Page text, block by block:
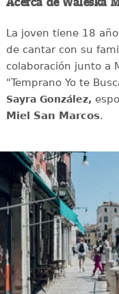
Acerca de Waleska
La joven tiene 18
de cantar con su
colaboración junto a
"Temprano Yo te
Sayra González,
Miel San Marcos.